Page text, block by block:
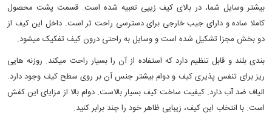
بیشتر وسایل شما، در بالای کیف زیپی تعبیه شده است. قسمت پشت محصول
کاملا ساده و دارای جیب خارجی برای دسترسی راحت تر است. داخل این کیف از
دو بخش مجزا تشکیل شده است و وسایل به راحتی درون کیف تفکیک می‎شود.
بندی بلند و قابل تنظیم دارد که استفاده از آن را بسیار راحت می‎کند. روزنه هایی
ریز برای تنفس پذیری کیف و دوام بیشتر جنس آن بر روی سطح کیف وجود دارد.
الیاف ضد آب دارد. کیفیت ساخت کیف بسیار بالاست. دوام بالا از مزایای این کفش
است. با انتخاب این کیف، زیبایی ظاهر خود را چند برابر کنید.